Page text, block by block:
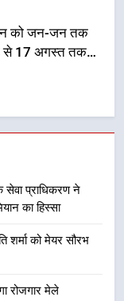
कार्यक्रम
एवं आंगनबाड़ी
मातृशक्ति को किया
सेवा प्राधिकरण ने
का हिस्सा
शर्मा को मेयर सौरभ
रोजगार मेले